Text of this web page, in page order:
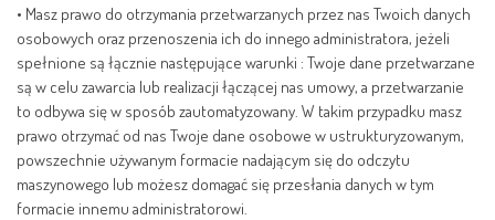
• Masz prawo do otrzymania przetwarzanych przez nas Twoich danych
osobowych oraz przenoszenia ich do innego administratora, jeżeli
spełnione są łącznie następujące warunki : Twoje dane przetwarzane
są w celu zawarcia lub realizacji łączącej nas umowy, a przetwarzanie
to odbywa się w sposób zautomatyzowany. W takim przypadku masz
prawo otrzymać od nas Twoje dane osobowe w ustrukturyzowanym,
powszechnie używanym formacie nadającym się do odczytu
maszynowego lub możesz domagać się przesłania danych w tym
formacie innemu administratorowi.